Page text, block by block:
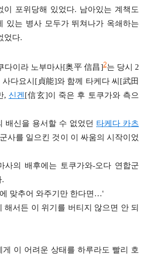
이 포위당해 있었다. 남아있는 계책도
있는 병사 모두가 뛰쳐나가 옥쇄하는
었다.
다이라 노부마사[奥平 信昌]2는 당시
2
다요시 [ 貞能]와 함께 타케다 씨 [武田
, 신겐 [信玄]이 죽은 후 토쿠가와 측으
배신을 용서할 수 없었던 타케다 카츠
사를 일으킨 것이 이 싸움의 시작이었
사의 배후에는
토쿠가와-오다 연합군
.
맞추어 와주기만 한다면 …'
해서든 이 위기를 버티지 않으면 안 되
게 이 어려운 상태를 하루라도 빨리 호